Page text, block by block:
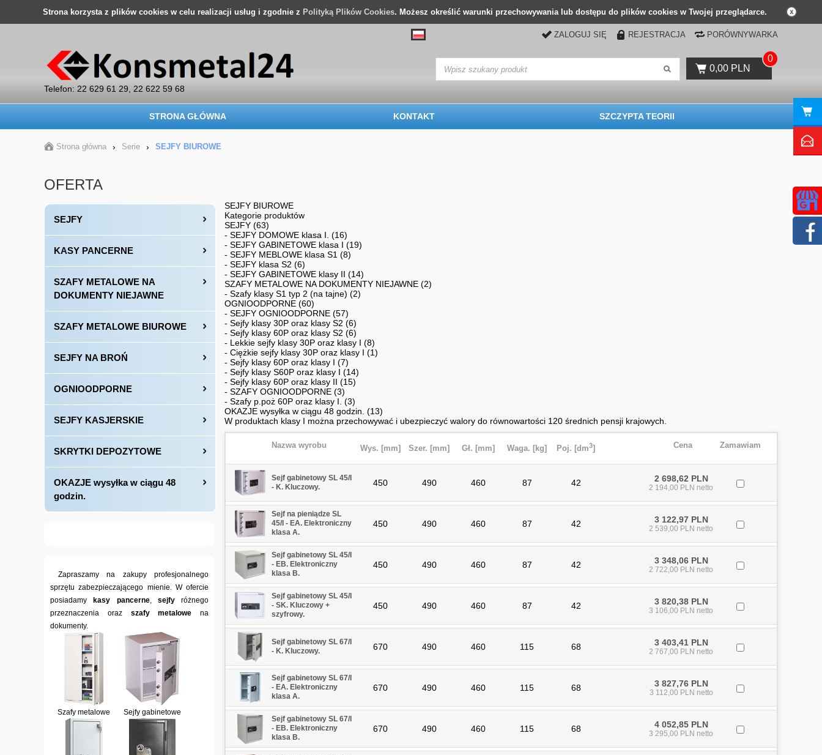
Strona korzysta z plików cookies w celu realizacji usług i zgodnie z Polityką Plików Cookies. Możesz określić warunki przechowywania lub dostępu do plików cookies w Twojej przeglądarce.
ZALOGUJ SIĘ REJESTRACJA PORÓWNYWARKA
Telefon: 22 629 61 29, 22 622 59 68
0,00 PLN
0
STRONA GŁÓWNA KONTAKT SZCZYPTA TEORII
Strona główna › Serie › SEJFY BIUROWE
OFERTA
SEJFY
KASY PANCERNE
SZAFY METALOWE NA
DOKUMENTY NIEJAWNE
SZAFY METALOWE BIUROWE
SEJFY NA BROŃ
OGNIOODPORNE
SEJFY KASJERSKIE
SKRYTKI DEPOZYTOWE
OKAZJE wysyłka w ciągu 48
godzin.
Zapraszamy na zakupy profesjonalnego
sprzętu zabezpieczającego mienie. W ofercie
posiadamy
kasy pancerne, sejfyróżnego
przeznaczenia oraz szafy metalowe na
dokumenty.
Szafy metalowe Sejfy gabinetowe
SEJFY BIUROWE
Kategorie produktów
SEJFY (63)
- SEJFY DOMOWE klasa I. (16)
- SEJFY GABINETOWE klasa I (19)
- SEJFY MEBLOWE klasa S1 (8)
- SEJFY klasa S2 (6)
- SEJFY GABINETOWE klasy II (14)
SZAFY METALOWE NA DOKUMENTY NIEJAWNE (2)
- Szafy klasy S1 typ 2 (na tajne) (2)
OGNIOODPORNE (60)
- SEJFY OGNIOODPORNE (57)
- Sejfy klasy 30P oraz klasy S2 (6)
- Sejfy klasy 60P oraz klasy S2 (6)
- Lekkie sejfy klasy 30P oraz klasy I (8)
- Ciężkie sejfy klasy 30P oraz klasy I (1)
- Sejfy klasy 60P oraz klasy I (7)
- Sejfy klasy S60P oraz klasy I (14)
- Sejfy klasy 60P oraz klasy II (15)
- SZAFY OGNIOODPORNE (3)
- Szafy p.poż 60P oraz klasy I. (3)
OKAZJE wysyłka w ciągu 48 godzin. (13)
W produktach klasy I można przechowywać i ubezpieczyć walory do równowartości 120 średnich pensji krajowych.
Nazwa wyrobu Wys. [mm] Szer. [mm] Gł. [mm] Waga. [kg] Poj. [dm3] Zamawiam
Cena
Sejf gabinetowy SL 45/I
- K. Kluczowy.
450 490 460 87 42 2 698,62 PLN
2 194,00 PLN netto
Sejf na pieniądze SL
45/I - EA. Elektroniczny
klasa A.
450 490 460 87 42 3 122,97 PLN
2 539,00 PLN netto
Sejf gabinetowy SL 45/I
- EB. Elektroniczny
klasa B.
450 490 460 87 42 3 348,06 PLN
2 722,00 PLN netto
Sejf gabinetowy SL 45/I
- SK. Kluczowy +
szyfrowy.
450 490 460 87 42 3 820,38 PLN
3 106,00 PLN netto
Sejf gabinetowy SL 67/I
- K. Kluczowy.
670 490 460 115 68 3 403,41 PLN
2 767,00 PLN netto
Sejf gabinetowy SL 67/I
- EA. Elektroniczny
klasa A.
670 490 460 115 68 3 827,76 PLN
3 112,00 PLN netto
Sejf gabinetowy SL 67/I
- EB. Elektroniczny
klasa B.
670 490 460 115 68 4 052,85 PLN
3 295,00 PLN netto